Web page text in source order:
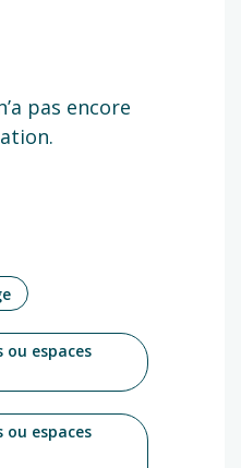
pas encore
espaces
espaces